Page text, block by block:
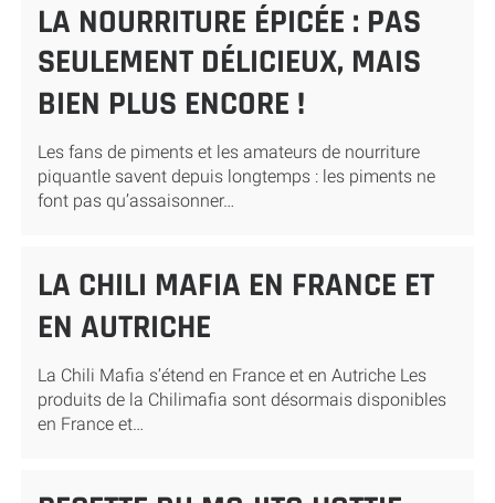
LA NOURRITURE ÉPICÉE : PAS
SEULEMENT DÉLICIEUX, MAIS
BIEN PLUS ENCORE !
Les fans de piments et les amateurs de nourriture
piquantle savent depuis longtemps : les piments ne
font pas qu’assaisonner…
LA CHILI MAFIA EN FRANCE ET
EN AUTRICHE
La Chili Mafia s’étend en France et en Autriche Les
produits de la Chilimafia sont désormais disponibles
en France et…